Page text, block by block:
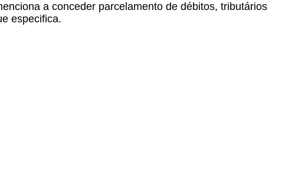
a conceder parcelamento de débitos, tributários
especifica.